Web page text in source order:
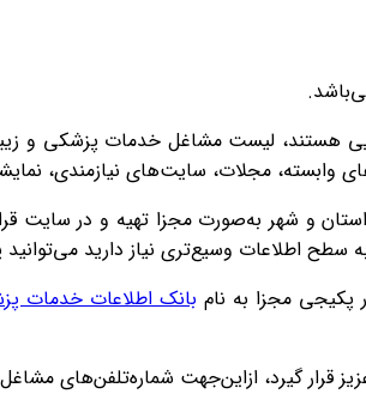
هستند، لیست مشاغل خدمات پزشکی و
وابسته، مجلات، سایت‌های نیازمندی،
و شهر به‌صورت مجزا تهیه و در سایت
اطلاعات وسیع‌تری نیاز دارید می‌توانید
پکیجی مجزا به نام بانک اطلاعات خدمات
شماره‌تلفن‌های مشاغل کشور به‌صورت